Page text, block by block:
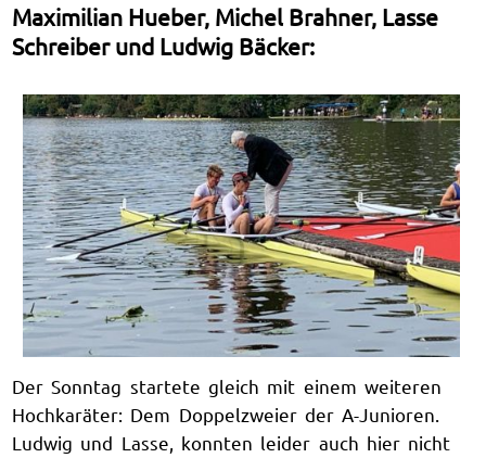
Maximilian Hueber, Michel Brahner, Lasse
Schreiber und Ludwig Bäcker:
Der Sonntag startete gleich mit einem weiteren
Hochkaräter: Dem Doppelzweier der A-Junioren.
Ludwig und Lasse, konnten leider auch hier nicht